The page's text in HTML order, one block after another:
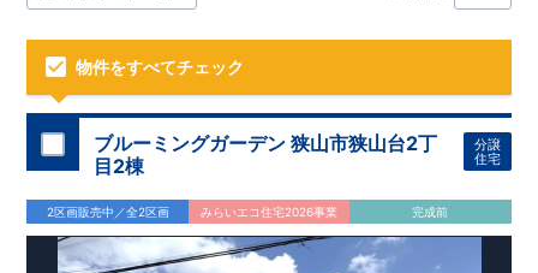
物件をすべてチェック
ブルーミングガーデン 狭山市狭山台2丁
目2棟
分譲
住宅
2区画販売中／全2区画 みらいエコ住宅2026事業 完成前